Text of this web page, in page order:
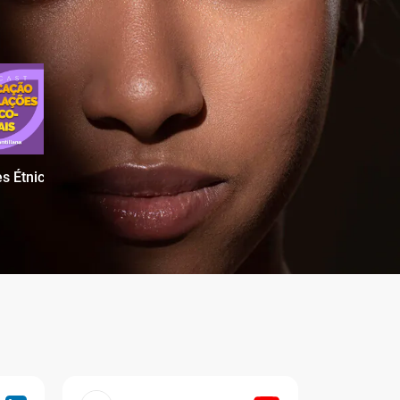
Étnico-Raciais no